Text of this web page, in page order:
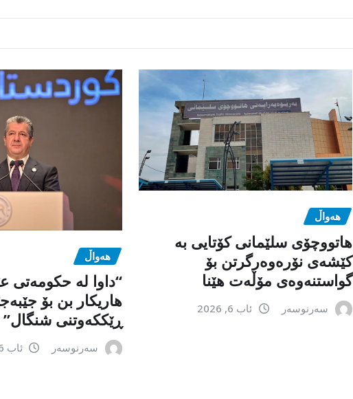
هەواڵ
هاتووچۆی سلێمانی کۆتایی بە
کێشەی نۆرەوەرگرتن بۆ
گواستنەوەی مۆڵەت هێنا
سەرنوسەر ئاب 6, 2026
هەواڵ
“داوا لە حكومەتی
هاریكار بن بۆ
ڕێككەوتنی شنگال”
سەرنوسەر ئاب 6, 2026